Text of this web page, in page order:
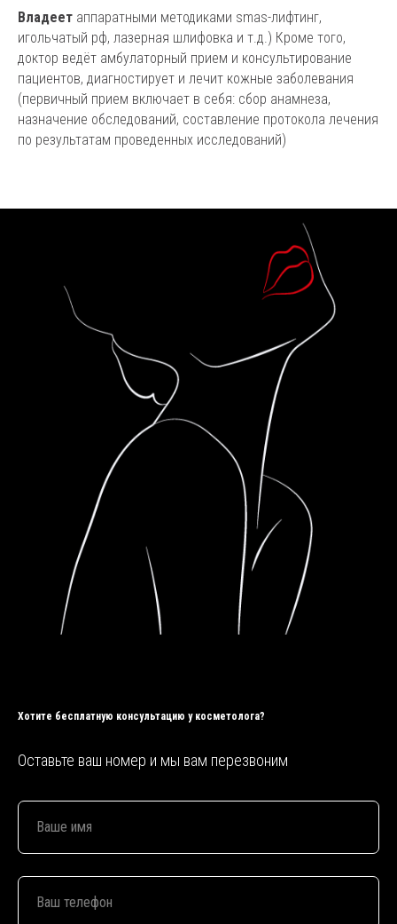
Владеет аппаратными методиками smas-лифтинг,
игольчатый рф, лазерная шлифовка и т.д.) Кроме того,
доктор ведёт амбулаторный прием и консультирование
пациентов, диагностирует и лечит кожные заболевания
(первичный прием включает в себя: сбор анамнеза,
назначение обследований, составление протокола лечения
по результатам проведенных исследований)
Хотите бесплатную консультацию у косметолога?
Оставьте ваш номер и мы вам перезвоним